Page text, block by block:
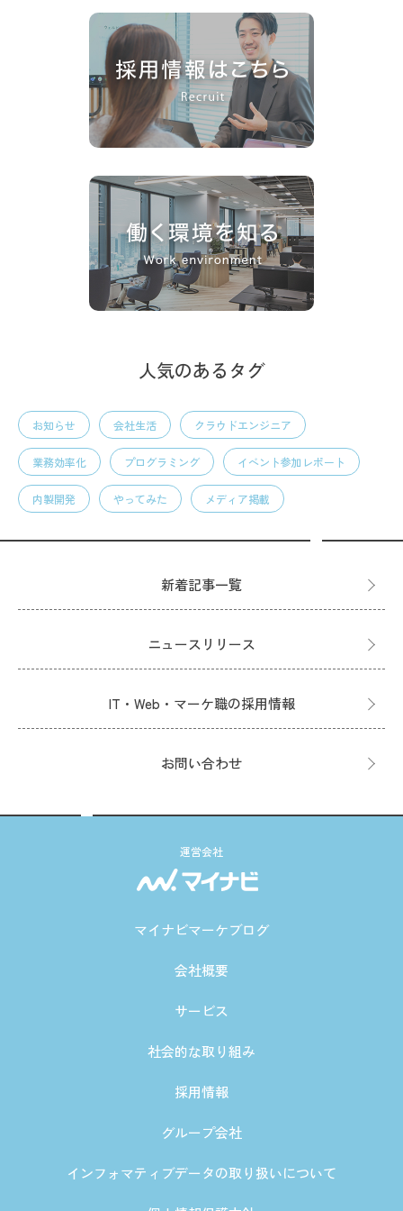
人気のあるタグ
お知らせ 会社生活 クラウドエンジニア
業務効率化 プログラミング イベント参加レポート
内製開発 やってみた メディア掲載
新着記事一覧
ニュースリリース
IT・Web・マーケ職の採用情報
お問い合わせ
運営会社
マイナビマーケブログ
会社概要
サービス
社会的な取り組み
採用情報
グループ会社
インフォマティブデータの取り扱いについて